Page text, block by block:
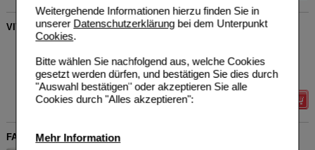
Weitergehende Informationen hierzu finden Sie in
unserer Datenschutzerklärungbei dem Unterpunkt
Cookies.
Bitte wählen Sie nachfolgend aus, welche Cookies
gesetzt werden dürfen, und bestätigen Sie dies durch
"Auswahl bestätigen" oder akzeptieren Sie alle
Cookies durch "Alles akzeptieren":
Mehr Information
VITAMIN C GEPUFFERT 1000 mg hochdosiert+Zink Tabl.
Vitamaze GmbH
360St Tabletten Unser Preis*
Sie sparen 4,99 €
FAIRNATURAL Vitamin D3 2500 I.E.+K2 MK-7 all-trans